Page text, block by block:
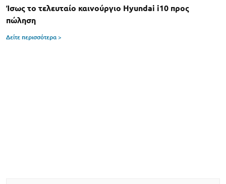
Ίσως το τελευταίο καινούργιο Hyundai i10 προς
πώληση
Δείτε περισσότερα >